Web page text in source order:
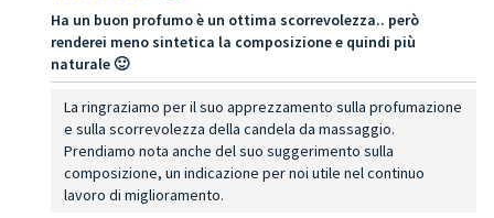
Ha un buon profumo è un ottima scorrevolezza.. però
renderei meno sintetica la composizione e quindi più
naturale 🙂
La ringraziamo per il suo apprezzamento sulla profumazione
e sulla scorrevolezza della candela da massaggio.
Prendiamo nota anche del suo suggerimento sulla
composizione, un indicazione per noi utile nel continuo
lavoro di miglioramento.